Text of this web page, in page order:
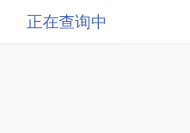
正在查询中